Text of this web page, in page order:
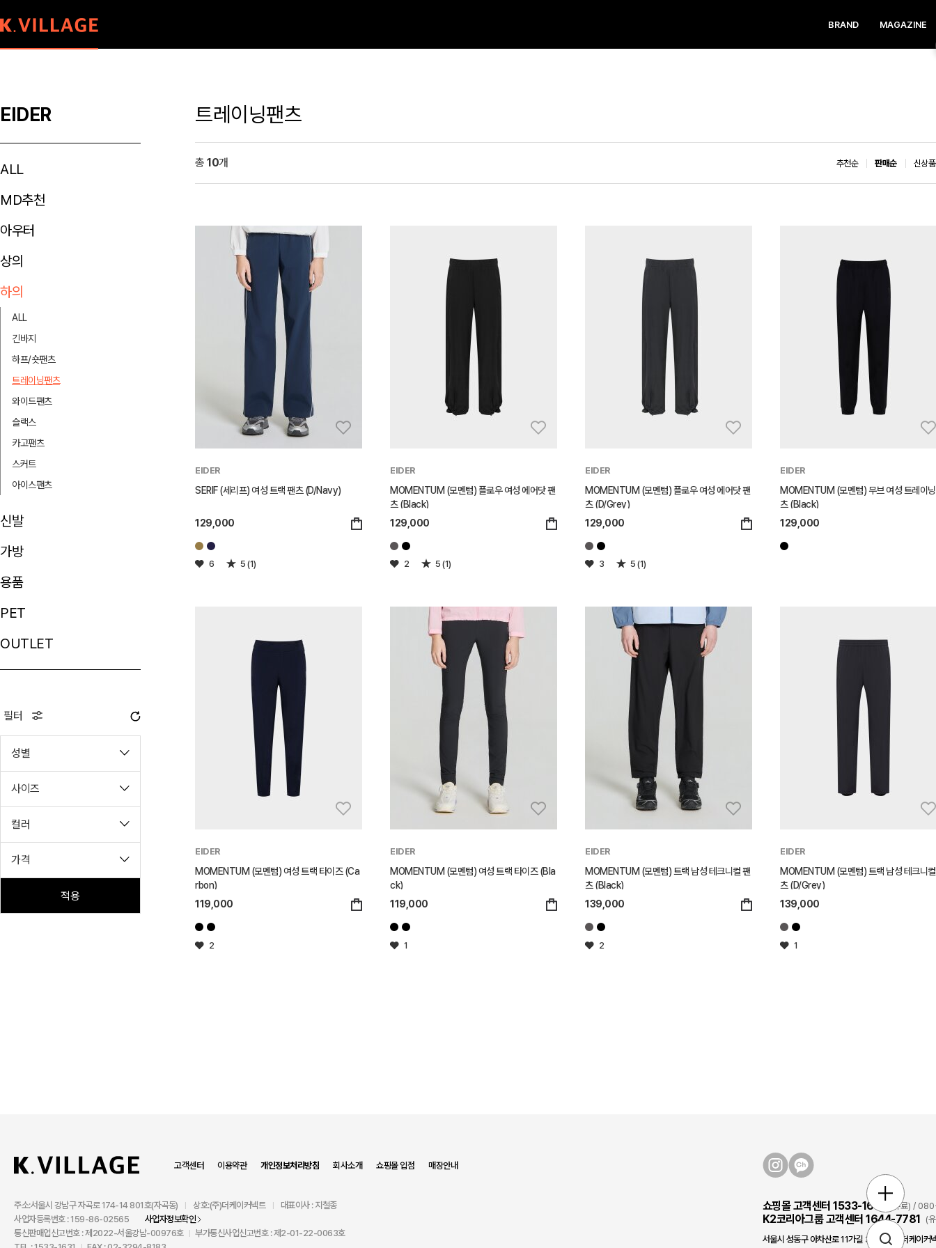
BRAND MAGAZINE
EIDER
ALL
MD추천
아우터
상의
하의
ALL
긴바지
하프/숏팬츠
트레이닝팬츠
와이드팬츠
슬랙스
카고팬츠
스커트
아이스팬츠
신발
가방
용품
PET
OUTLET
필터
성별
사이즈
컬러
가격
적용
트레이닝팬츠
총 10개 추천순 판매순 신상
EIDER
SERIF (세리프) 여성 트랙 팬츠 (D/Navy)
129,000
6 5 (1)
EIDER
MOMENTUM (모멘텀) 플로우 여성 에어닷 팬
츠 (Black)
129,000
2 5 (1)
EIDER
MOMENTUM (모멘텀) 플로우 여성 에어닷 팬
츠 (D/Grey)
129,000
3 5 (1)
EIDER
MOMENTUM (모멘텀) 무브 여성 트레이
츠 (Black)
129,000
EIDER
MOMENTUM (모멘텀) 여성 트랙 타이즈 (Ca
rbon)
119,000
2
EIDER
MOMENTUM (모멘텀) 여성 트랙 타이즈 (Bla
ck)
119,000
1
EIDER
MOMENTUM (모멘텀) 트랙 남성 테크니컬 팬
츠 (Black)
139,000
2
EIDER
MOMENTUM (모멘텀) 트랙 남성 테크니
츠 (D/Grey)
139,000
1
고객센터 이용약관 개인정보처리방침 회사소개 쇼핑몰 입점 매장안내
주소:서울시 강남구 자곡로 174-14 801호(자곡동) 상호:(주)더케이커넥트
대표이사 : 지철종
사업자등록번호 : 159-86-02565
사업자정보확인
통신판매업신고번호 : 제2022-서울강남-00976호
부가통신사업신고번호 : 제2-01-22-0063호
쇼핑몰 고객센터 1533-1631 (유료) /
K2코리아그룹 고객센터 1644-7781 (
서울시 성동구 아차산로 11가길 3, 2층/(주)더케이커